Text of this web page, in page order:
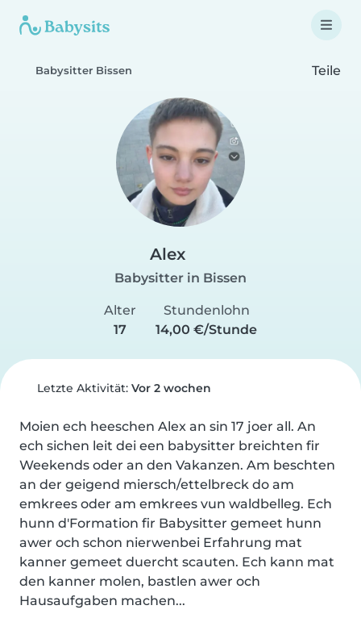
Babysitter Bissen Teile
Alex
Babysitter in Bissen
Alter
17
Stundenlohn
14,00 €/Stunde
Letzte Aktivität: Vor 2 wochen
Moien ech heeschen Alex an sin 17 joer all. An
ech sichen leit dei een babysitter breichten fir
Weekends oder an den Vakanzen. Am beschten
an der geigend miersch/ettelbreck do am
emkrees oder am emkrees vun waldbelleg. Ech
hunn d'Formation fir Babysitter gemeet hunn
awer och schon nierwenbei Erfahrung mat
kanner gemeet duercht scauten. Ech kann mat
den kanner molen, bastlen awer och
Hausaufgaben machen...